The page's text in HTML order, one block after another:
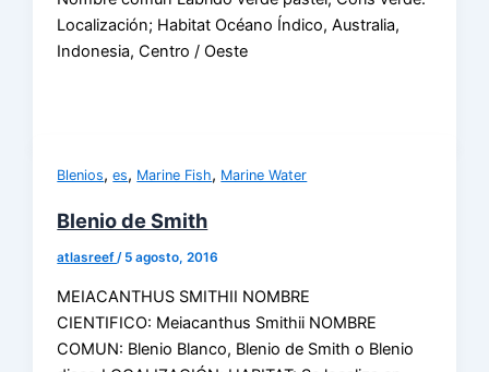
Localización; Habitat Océano Índico, Australia,
Indonesia, Centro / Oeste
Blenios,es, Marine Fish, Marine Water
Blenio de Smith
atlasreef/ 5 agosto, 2016
MEIACANTHUS SMITHII NOMBRE
CIENTIFICO: Meiacanthus Smithii NOMBRE
COMUN: Blenio Blanco, Blenio de Smith o Blenio